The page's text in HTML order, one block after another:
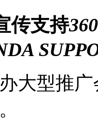
传支持
大型推